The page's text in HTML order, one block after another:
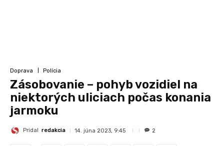
Doprava Polícia
Zásobovanie – pohyb vozidiel na
niektorých uliciach počas konania
jarmoku
Pridal redakcia 14. júna 2023, 9:45 2